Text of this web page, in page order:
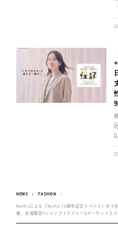
NEWS FASHION
Netflixによる「Netflix 10周年記念イベント」が 9
催。会場限定Tシャツファクトリー&マーケットエ